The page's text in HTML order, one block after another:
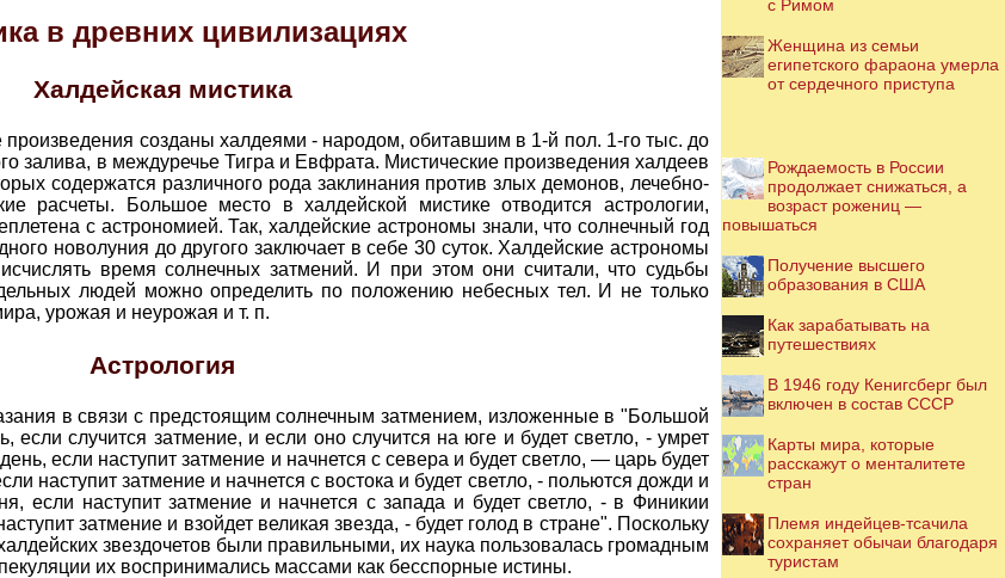
в древних цивилизациях
Халдейская мистика
созданы халдеями - народом, обитавшим в 1-й пол. 1-го тыс. до
залива, в междуречье Тигра и Евфрата. Мистические произведения халдеев
содержатся различного рода заклинания против злых демонов, лечебно-
расчеты. Большое место в халдейской мистике отводится астрологии,
с астрономией. Так, халдейские астрономы знали, что солнечный год
новолуния до другого заключает в себе 30 суток. Халдейские астрономы
время солнечных затмений. И при этом они считали, что судьбы
людей можно определить по положению небесных тел. И не только
урожая и неурожая и т. п.
Астрология
в связи с предстоящим солнечным затмением, изложенные в "Большой
случится затмение, и если оно случится на юге и будет светло, - умрет
если наступит затмение и начнется с севера и будет светло, — царь будет
наступит затмение и начнется с востока и будет светло, - польются дожди и
если наступит затмение и начнется с запада и будет светло, - в Финикии
затмение и взойдет великая звезда, - будет голод в стране". Поскольку
звездочетов были правильными, их наука пользовалась громадным
их воспринимались массами как бесспорные истины.
с Римом
Женщина из семьи
египетского фараона умерла
от сердечного приступа
Рождаемость в России
продолжает снижаться, а
возраст рожениц —
повышаться
Получение высшего
образования в США
Как зарабатывать на
путешествиях
В 1946 году Кенигсберг был
включен в состав СССР
Карты мира, которые
расскажут о менталитете
стран
Племя индейцев-тсачила
сохраняет обычаи благодаря
туристам